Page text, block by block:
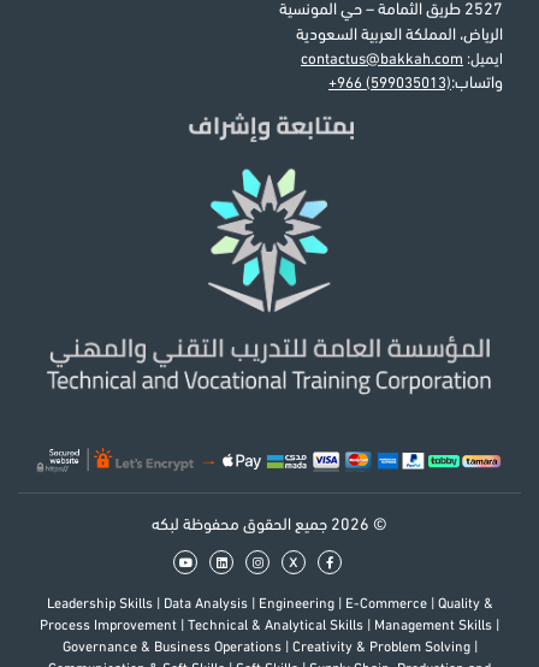
2527 طريق الثمامة – حي المونسية
الرياض، المملكة العربية السعودية
ايميل: contactus@bakkah.com
واتساب:+966 (599035013)
© 2026 جميع الحقوق محفوظة لبكه
x
Leadership Skills Data Analysis Engineering E-Commerce
Quality &
Process Improvement
Technical & Analytical Skills Management Skills
Governance & Business Operations
Creativity & Problem Solving